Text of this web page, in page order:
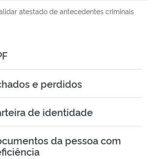
atestado de antecedentes criminais
e perdidos
de identidade
da pessoa com